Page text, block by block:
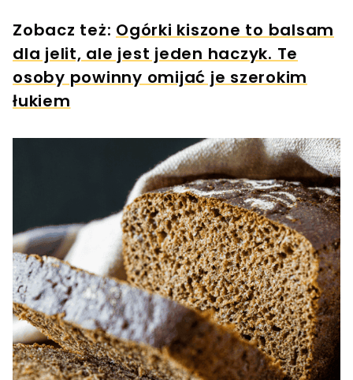
Zobacz też: Ogórki kiszone to balsam
dla jelit, ale jest jeden haczyk. Te
osoby powinny omijać je szerokim
łukiem